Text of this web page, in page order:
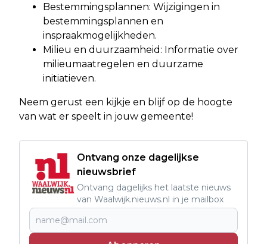
Bestemmingsplannen: Wijzigingen in
bestemmingsplannen en
inspraakmogelijkheden.
Milieu en duurzaamheid: Informatie over
milieumaatregelen en duurzame
initiatieven.
Neem gerust een kijkje en blijf op de hoogte
van wat er speelt in jouw gemeente!
Ontvang onze dagelijkse
nieuwsbrief
Ontvang dagelijks het laatste nieuws
van Waalwijk.nieuws.nl in je mailbox